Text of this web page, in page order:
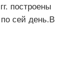
построены
сей день.В